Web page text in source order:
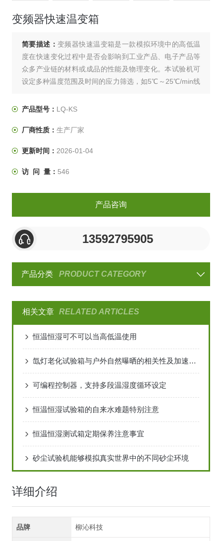
变频器快速温变箱
简要描述：变频器快速温变箱是一款模拟环境中的高低温
度在快速变化过程中是否会影响到工业产品、电子产品等
众多产业链的材料或成品的性能及物理变化。本试验机可
设定多种温度范围及时间的应力筛选，如5℃～25℃/min线
温试验方式
产品型号： LQ-KS
厂商性质： 生产厂家
更新时间： 2026-01-04
访 问 量： 546
产品咨询
13592795905
产品分类 PRODUCT CATEGORY
相关文章 RELATED ARTICLES
恒温恒湿可不可以当高低温使用
氙灯老化试验箱与户外自然曝晒的相关性及加速系数分析
可编程控制器，支持多段温湿度循环设定
恒温恒湿试验箱的自来水难题特别注意
恒温恒湿测试箱定期保养注意事宜
砂尘试验机能够模拟真实世界中的不同砂尘环境
详细介绍
品牌 柳沁科技